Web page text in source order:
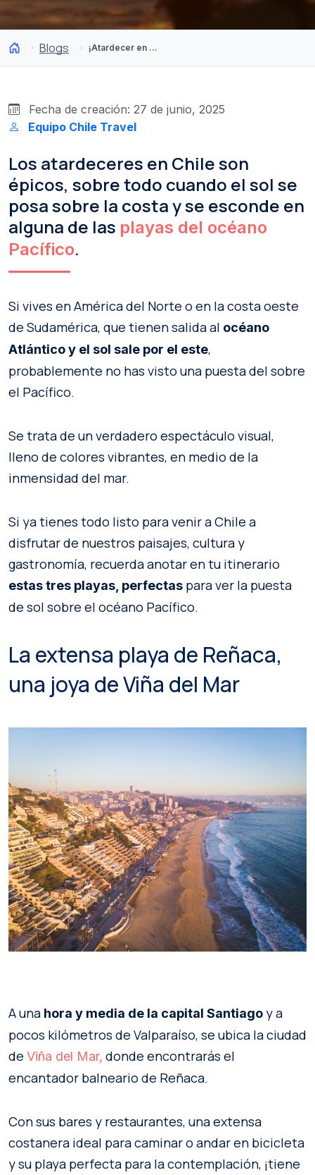
Blogs ¡Atardecer en el mar! Playas para admirar la puesta de sol en el Pacífico
Fecha de creación: 27 de junio, 2025
Equipo Chile Travel
Los atardeceres en Chile son
épicos, sobre todo cuando el sol se
posa sobre la costa y se esconde en
alguna de las playas del océano
Pacífico.
Si vives en América del Norte o en la costa oeste
de Sudamérica, que tienen salida al océano
Atlántico y el sol sale por el este,
probablemente no has visto una puesta del sobre
el Pacífico.
Se trata de un verdadero espectáculo visual,
lleno de colores vibrantes, en medio de la
inmensidad del mar.
Si ya tienes todo listo para venir a Chile a
disfrutar de nuestros paisajes, cultura y
gastronomía, recuerda anotar en tu itinerario
estas tres playas, perfectas para ver la puesta
de sol sobre el océano Pacífico.
La extensa playa de Reñaca,
una joya de Viña del Mar
A una hora y media de la capital Santiago y a
pocos kilómetros de Valparaíso, se ubica la ciudad
de Viña del Mar, donde encontrarás el
encantador balneario de Reñaca.
Con sus bares y restaurantes, una extensa
costanera ideal para caminar o andar en bicicleta
y su playa perfecta para la contemplación, ¡tiene